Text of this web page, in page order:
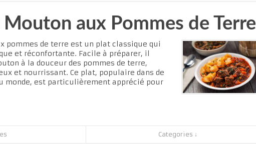
Mouton aux Pommes de Terre
pommes de terre est un plat classique qui
et réconfortante. Facile à préparer, il
à la douceur des pommes de terre,
et nourrissant. Ce plat, populaire dans de
monde, est particulièrement apprécié pour
Categories ↓